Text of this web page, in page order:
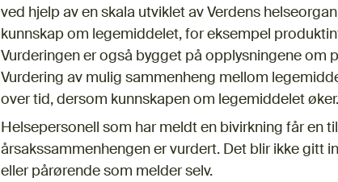
ved hjelp av en skala utviklet av Verdens
kunnskap om legemiddelet, for eksempel
Vurderingen er også bygget på opplysningene om
Vurdering av mulig sammenheng mellom
over tid, dersom kunnskapen om legemiddelet øker.
Helsepersonell som har meldt en bivirkning får en
årsakssammenhengen er vurdert. Det blir ikke gitt
eller pårørende som melder selv.